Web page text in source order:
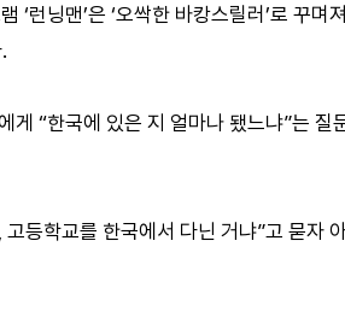
‘런닝맨’은 ‘오싹한 바캉스릴러’로 꾸며
게 “한국에 있은 지 얼마나 됐느냐”는 질
등학교를 한국에서 다닌 거냐”고 묻자